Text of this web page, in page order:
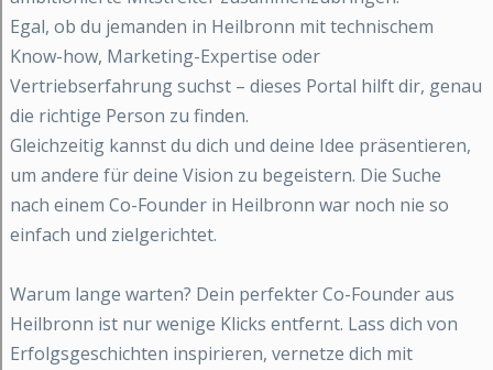
Egal, ob du jemanden in Heilbronn mit technischem
Know-how, Marketing-Expertise oder
Vertriebserfahrung suchst – dieses Portal hilft dir, genau
die richtige Person zu finden.
Gleichzeitig kannst du dich und deine Idee präsentieren,
um andere für deine Vision zu begeistern. Die Suche
nach einem Co-Founder in Heilbronn war noch nie so
einfach und zielgerichtet.
Warum lange warten? Dein perfekter Co-Founder aus
Heilbronn ist nur wenige Klicks entfernt. Lass dich von
Erfolgsgeschichten inspirieren, vernetze dich mit